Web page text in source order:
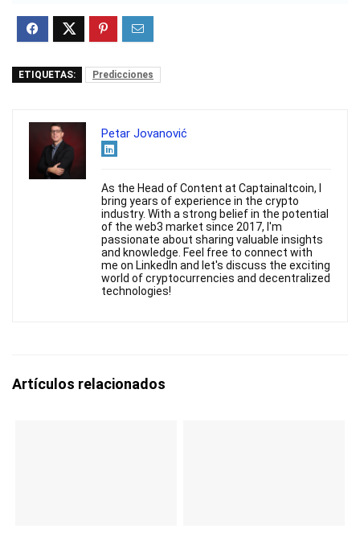
ETIQUETAS: Predicciones
Petar Jovanović
As the Head of Content at Captainaltcoin, I
bring years of experience in the crypto
industry. With a strong belief in the potential
of the web3 market since 2017, I'm
passionate about sharing valuable insights
and knowledge. Feel free to connect with
me on LinkedIn and let's discuss the exciting
world of cryptocurrencies and decentralized
technologies!
Artículos relacionados